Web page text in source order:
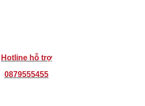
Hotline hỗ trợ
0879555455